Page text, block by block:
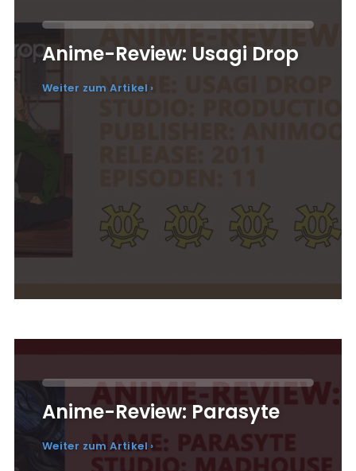
Anime-Review: Usagi Drop
Weiter zum Artikel ›
Anime-Review: Parasyte
Weiter zum Artikel ›